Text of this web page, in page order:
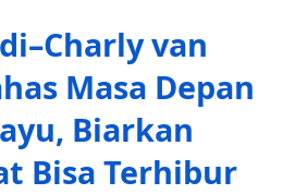
van
Masa Depan
Biarkan
Bisa Terhibur